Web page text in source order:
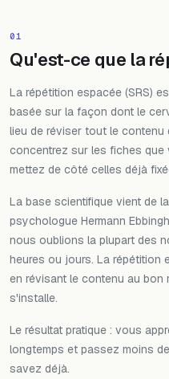
01
Qu'est-ce que la
La répétition espacée (SRS)
basée sur la façon dont le
lieu de réviser tout le contenu
concentrez sur les fiches
mettez de côté celles déjà
La base scientifique vient de la
psychologue Hermann
nous oublions la plupart des
heures ou jours. La répétition
en révisant le contenu au bon
s'installe.
Le résultat pratique : vous
longtemps et passez moins
savez déjà.